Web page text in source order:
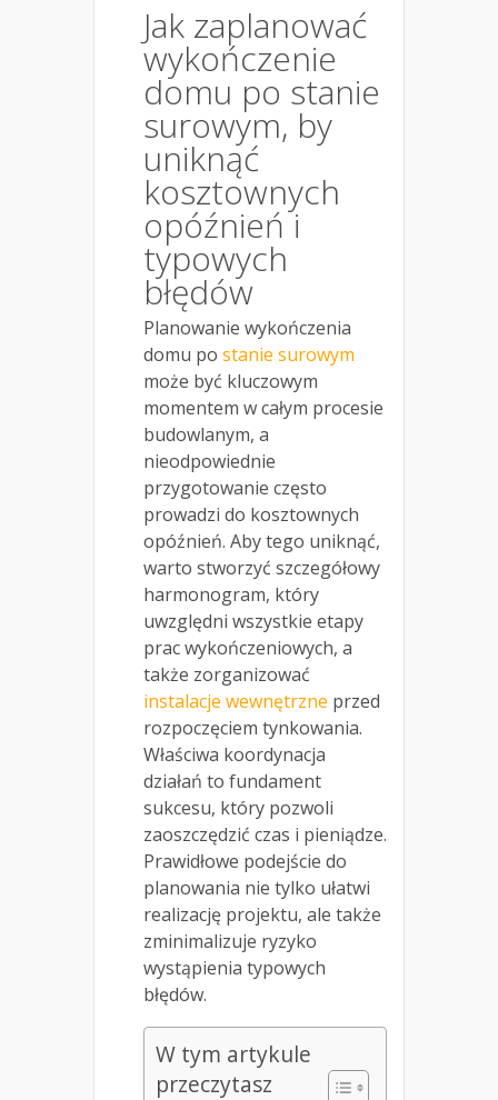
Jak zaplanować
wykończenie
domu po stanie
surowym, by
uniknąć
kosztownych
opóźnień i
typowych
błędów
Planowanie wykończenia
domu po stanie surowym
może być kluczowym
momentem w całym procesie
budowlanym, a
nieodpowiednie
przygotowanie często
prowadzi do kosztownych
opóźnień. Aby tego uniknąć,
warto stworzyć szczegółowy
harmonogram, który
uwzględni wszystkie etapy
prac wykończeniowych, a
także zorganizować
instalacje wewnętrzne przed
rozpoczęciem tynkowania.
Właściwa koordynacja
działań to fundament
sukcesu, który pozwoli
zaoszczędzić czas i pieniądze.
Prawidłowe podejście do
planowania nie tylko ułatwi
realizację projektu, ale także
zminimalizuje ryzyko
wystąpienia typowych
błędów.
W tym artykule
przeczytasz